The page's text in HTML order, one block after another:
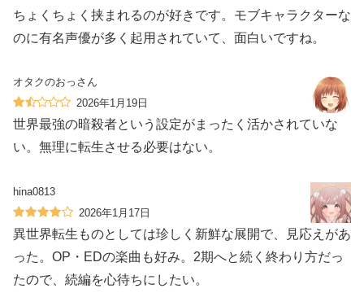
ちょくちょく挟まれるのが好きです。モブキャラクターな
のに有名声優が多く起用されていて、面白いですね。
オタクのおっさん
2026年1月19日
世界最強の暗殺者という設定がまったく活かされていな
い。無理に転生させる必要はない。
hina0813
2026年1月17日
異世界転生ものとしては珍しく新鮮な展開で、見応えがあ
った。OP・EDの楽曲も好み。2期へと続く終わり方だっ
たので、続編を心待ちにしたい。